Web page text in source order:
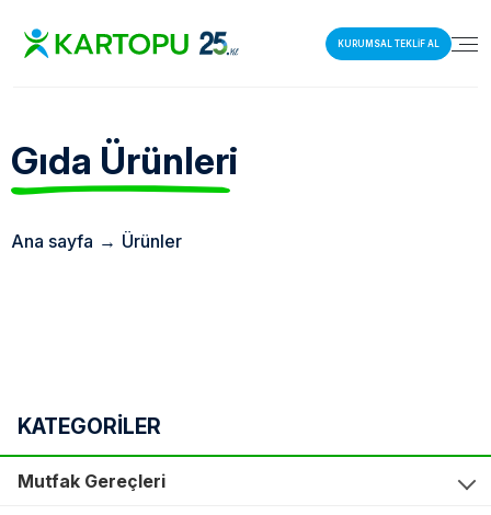
KURUMSAL TEKLİF AL
Gıda Ürünleri
Ana sayfa → Ürünler
KATEGORİLER
Mutfak Gereçleri